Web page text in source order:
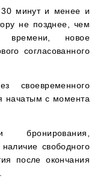
30 минут и менее и
не позднее, чем
новое
согласованного
своевременного
начатым с момента
свободного
после окончания